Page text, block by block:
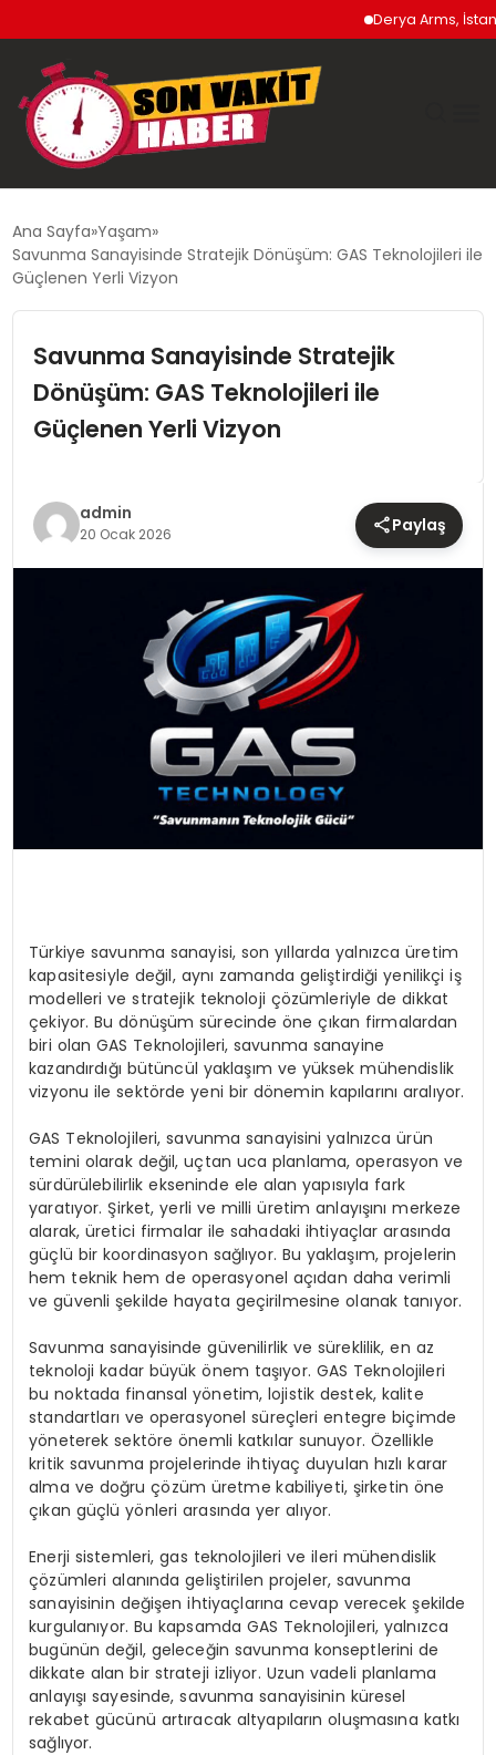
Derya Arms,
SIYASET
EKONOMI
SPOR
TEKNOLOJI
YAŞAM
Ana Sayfa Yaşam
Savunma Sanayisinde Stratejik Dönüşüm: GAS Teknolojileri ile
Güçlenen Yerli Vizyon
Savunma Sanayisinde Stratejik
Dönüşüm: GAS Teknolojileri ile
Güçlenen Yerli Vizyon
admin
20 Ocak 2026 Paylaş
Türkiye savunma sanayisi, son yıllarda yalnızca üretim
kapasitesiyle değil, aynı zamanda geliştirdiği yenilikçi iş
modelleri ve stratejik teknoloji çözümleriyle de dikkat
çekiyor. Bu dönüşüm sürecinde öne çıkan firmalardan
biri olan GAS Teknolojileri, savunma sanayine
kazandırdığı bütüncül yaklaşım ve yüksek mühendislik
vizyonu ile sektörde yeni bir dönemin kapılarını aralıyor.
GAS Teknolojileri, savunma sanayisini yalnızca ürün
temini olarak değil, uçtan uca planlama, operasyon ve
sürdürülebilirlik ekseninde ele alan yapısıyla fark
yaratıyor. Şirket, yerli ve milli üretim anlayışını merkeze
alarak, üretici firmalar ile sahadaki ihtiyaçlar arasında
güçlü bir koordinasyon sağlıyor. Bu yaklaşım, projelerin
hem teknik hem de operasyonel açıdan daha verimli
ve güvenli şekilde hayata geçirilmesine olanak tanıyor.
Savunma sanayisinde güvenilirlik ve süreklilik, en az
teknoloji kadar büyük önem taşıyor. GAS Teknolojileri
bu noktada finansal yönetim, lojistik destek, kalite
standartları ve operasyonel süreçleri entegre biçimde
yöneterek sektöre önemli katkılar sunuyor. Özellikle
kritik savunma projelerinde ihtiyaç duyulan hızlı karar
alma ve doğru çözüm üretme kabiliyeti, şirketin öne
çıkan güçlü yönleri arasında yer alıyor.
Enerji sistemleri, gas teknolojileri ve ileri mühendislik
çözümleri alanında geliştirilen projeler, savunma
sanayisinin değişen ihtiyaçlarına cevap verecek şekilde
kurgulanıyor. Bu kapsamda GAS Teknolojileri, yalnızca
bugünün değil, geleceğin savunma konseptlerini de
dikkate alan bir strateji izliyor. Uzun vadeli planlama
anlayışı sayesinde, savunma sanayisinin küresel
rekabet gücünü artıracak altyapıların oluşmasına katkı
sağlıyor.